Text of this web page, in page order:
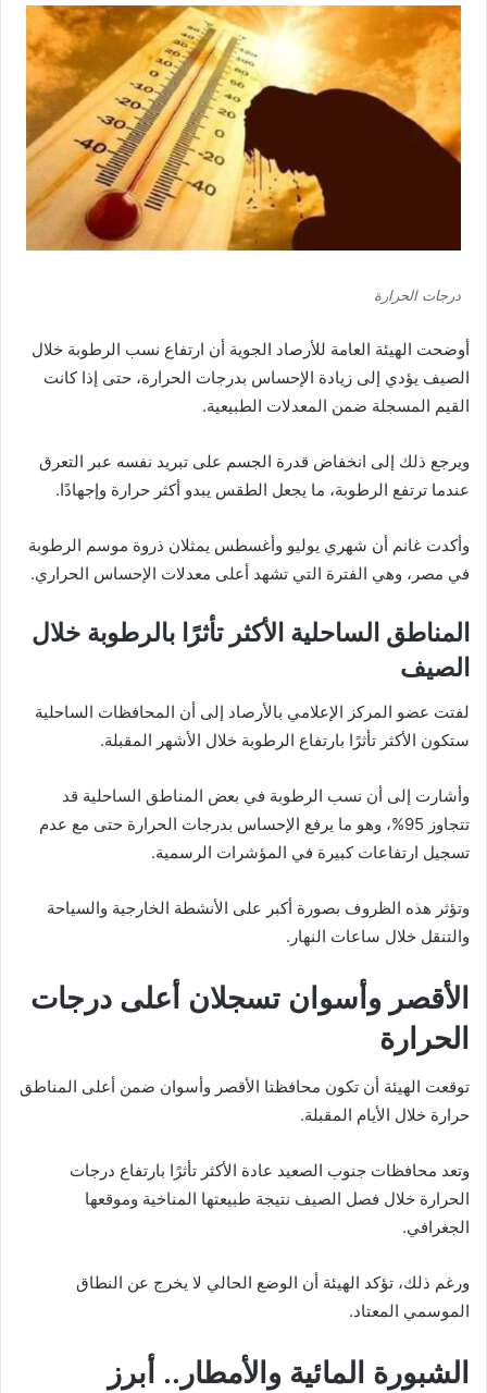
درجات الحرارة
أوضحت الهيئة العامة للأرصاد الجوية أن ارتفاع نسب الرطوبة خلال
الصيف يؤدي إلى زيادة الإحساس بدرجات الحرارة، حتى إذا كانت
القيم المسجلة ضمن المعدلات الطبيعية.
ويرجع ذلك إلى انخفاض قدرة الجسم على تبريد نفسه عبر التعرق
عندما ترتفع الرطوبة، ما يجعل الطقس يبدو أكثر حرارة وإجهادًا.
وأكدت غانم أن شهري يوليو وأغسطس يمثلان ذروة موسم الرطوبة
في مصر، وهي الفترة التي تشهد أعلى معدلات الإحساس الحراري.
المناطق الساحلية الأكثر تأثرًا بالرطوبة خلال
الصيف
لفتت عضو المركز الإعلامي بالأرصاد إلى أن المحافظات الساحلية
ستكون الأكثر تأثرًا بارتفاع الرطوبة خلال الأشهر المقبلة.
وأشارت إلى أن نسب الرطوبة في بعض المناطق الساحلية قد
تتجاوز 95%، وهو ما يرفع الإحساس بدرجات الحرارة حتى مع عدم
تسجيل ارتفاعات كبيرة في المؤشرات الرسمية.
وتؤثر هذه الظروف بصورة أكبر على الأنشطة الخارجية والسياحة
والتنقل خلال ساعات النهار.
الأقصر وأسوان تسجلان أعلى درجات
الحرارة
توقعت الهيئة أن تكون محافظتا الأقصر وأسوان ضمن أعلى المناطق
حرارة خلال الأيام المقبلة.
وتعد محافظات جنوب الصعيد عادة الأكثر تأثرًا بارتفاع درجات
الحرارة خلال فصل الصيف نتيجة طبيعتها المناخية وموقعها
الجغرافي.
ورغم ذلك، تؤكد الهيئة أن الوضع الحالي لا يخرج عن النطاق
الموسمي المعتاد.
الشبورة المائية والأمطار.. أبرز